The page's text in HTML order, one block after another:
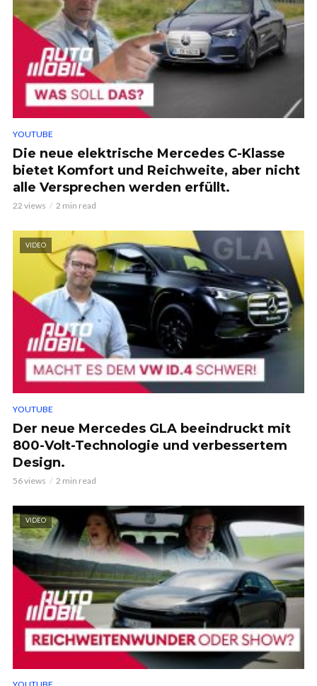
YOUTUBE
Die neue elektrische Mercedes C-Klasse
bietet Komfort und Reichweite, aber nicht
alle Versprechen werden erfüllt.
22 views 2 min read
VIDEO
YOUTUBE
Der neue Mercedes GLA beeindruckt mit
800-Volt-Technologie und verbessertem
Design.
56 views 2 min read
VIDEO